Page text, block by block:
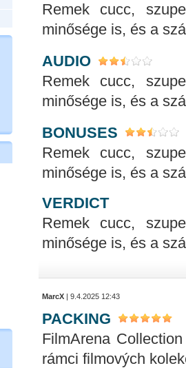
Remek cucc,
minősége is, és a
AUDIO
Remek cucc,
minősége is, és a
BONUSES
Remek cucc,
minősége is, és a
VERDICT
Remek cucc,
minősége is, és a
MarcX | 9.4.2025 12:43
PACKING
FilmArena
rámci filmových